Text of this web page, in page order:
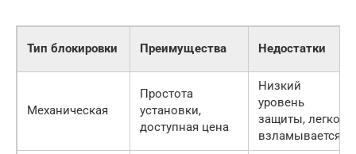
Тип блокировки Преимущества Недостатки
Механическая
Простота
установки,
доступная цена
Низкий
уровень
защиты, легко
взламывается